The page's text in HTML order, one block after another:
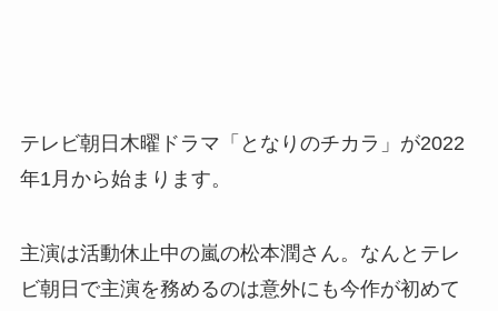
テレビ朝日木曜ドラマ「となりのチカラ」が2022
年1月から始まります。
主演は活動休止中の嵐の松本潤さん。なんとテレ
ビ朝日で主演を務めるのは意外にも今作が初めて